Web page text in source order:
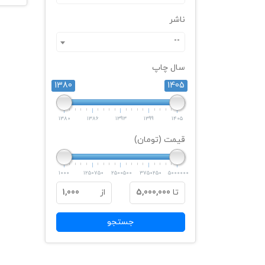
ناشر
--
سال چاپ
1380
1405
1380 1386 1393 1399 1405
قیمت (تومان)
1000 1250750 2500500 3750250 5000000
تا 5,000,000 از 1,000
جستجو